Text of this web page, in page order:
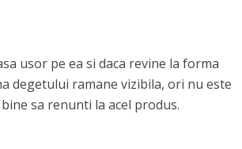
usor pe ea si daca revine la forma
degetului ramane vizibila, ori nu este
sa renunti la acel produs.